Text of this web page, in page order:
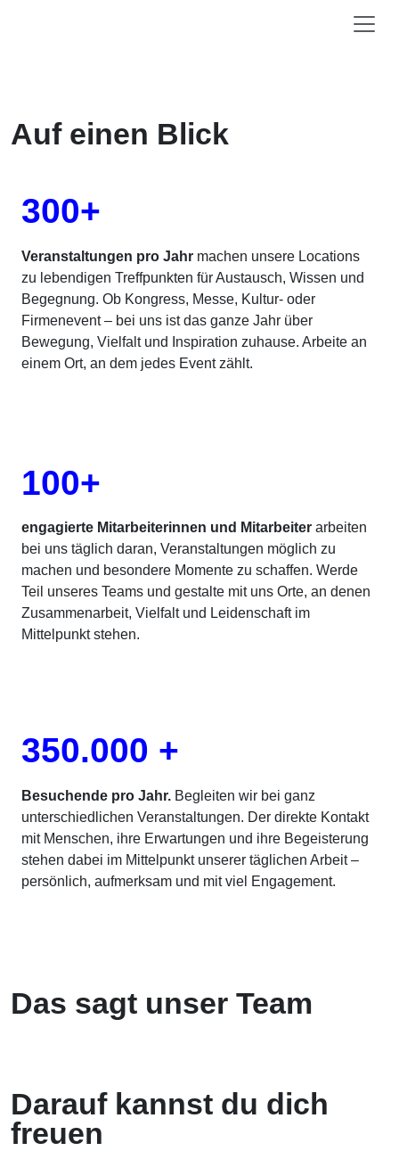
Auf einen Blick
300+
Veranstaltungen pro Jahr machen unsere Locations
zu lebendigen Treffpunkten für Austausch, Wissen und
Begegnung. Ob Kongress, Messe, Kultur- oder
Firmenevent – bei uns ist das ganze Jahr über
Bewegung, Vielfalt und Inspiration zuhause. Arbeite an
einem Ort, an dem jedes Event zählt.
100+
engagierte Mitarbeiterinnen und Mitarbeiter arbeiten
bei uns täglich daran, Veranstaltungen möglich zu
machen und besondere Momente zu schaffen. Werde
Teil unseres Teams und gestalte mit uns Orte, an denen
Zusammenarbeit, Vielfalt und Leidenschaft im
Mittelpunkt stehen.
350.000 +
Besuchende pro Jahr. Begleiten wir bei ganz
unterschiedlichen Veranstaltungen. Der direkte Kontakt
mit Menschen, ihre Erwartungen und ihre Begeisterung
stehen dabei im Mittelpunkt unserer täglichen Arbeit –
persönlich, aufmerksam und mit viel Engagement.
Das sagt unser Team
Darauf kannst du dich
freuen